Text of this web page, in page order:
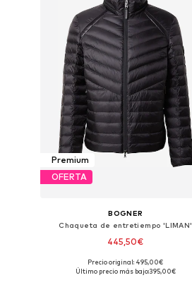
Premium
OFERTA
BOGNER
Chaqueta de entretiempo 'LIMAN'
445,50€
Tallas disponibles: XL
Precio original: 495,00€
Último precio más bajo:395,00€